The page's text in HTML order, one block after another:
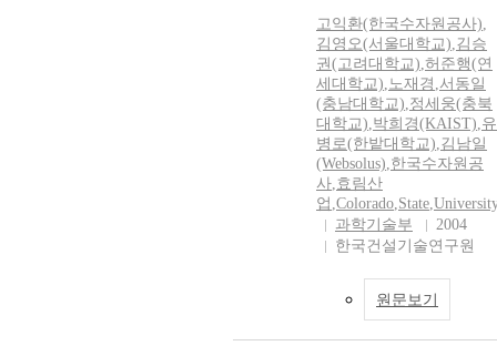
고익환(한국수자원공사),
김영오(서울대학교),김승
권(고려대학교),허준행(연
세대학교),노재경 ,서동일
(충남대학교),정세웅(충북
대학교),박희경(KAIST),유
병로(한밭대학교),김남일
(Websolus),한국수자원공
사,효림산
업 ,Colorado,State,
과학기술부
2004
한국건설기술연구원
원문보기